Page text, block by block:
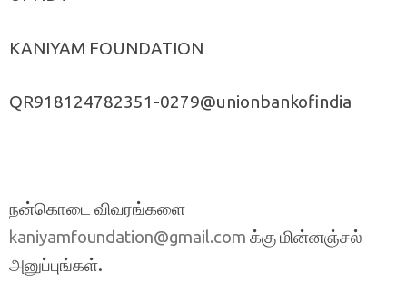
KANIYAM FOUNDATION
QR918124782351-0279@unionbankofindia
நன்கொடை விவரங்களை
kaniyamfoundation@gmail.com க்கு மின்னஞ்சல்
அனுப்புங்கள்.